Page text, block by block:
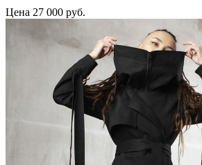
Цена 27 000 руб.